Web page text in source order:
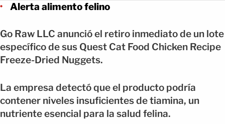
Alerta alimento felino
Go Raw LLC anunció el retiro inmediato de un lote
específico de sus Quest Cat Food Chicken Recipe
Freeze-Dried Nuggets.
La empresa detectó que el producto podría
contener niveles insuficientes de tiamina, un
nutriente esencial para la salud felina.